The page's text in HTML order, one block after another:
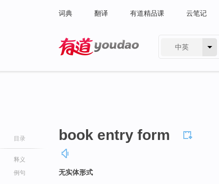
词典 翻译 有道精品课 云笔记
中英
目录
释义
例句
book entry form
无实体形式